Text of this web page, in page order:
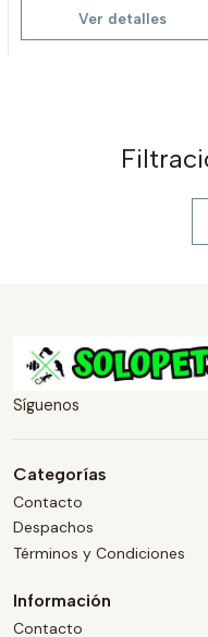
Ver detalles
Síguenos
Categorías
Contacto
Despachos
Términos y Condiciones
Información
Contacto